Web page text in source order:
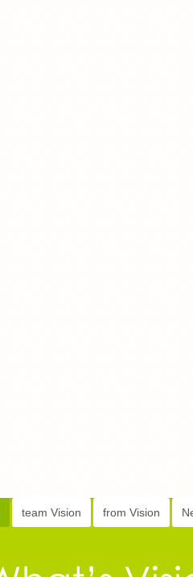
team Vision from Vision